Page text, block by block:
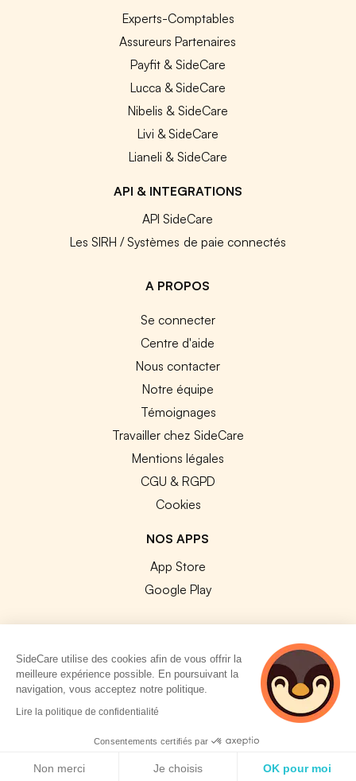
Experts-Comptables
Assureurs Partenaires
Payfit & SideCare
Lucca & SideCare
Nibelis & SideCare
Livi & SideCare
Lianeli & SideCare
API & INTEGRATIONS
API SideCare
Les SIRH / Systèmes de paie connectés
A PROPOS
Se connecter
Centre d'aide
Nous contacter
Notre équipe
Témoignages
Travailler chez SideCare
Mentions légales
CGU & RGPD
Cookies
NOS APPS
App Store
Google Play
© 2026 SideCare. Tous droits réservés.
SideCare utilise des cookies afin de vous offrir la
meilleure expérience possible. En poursuivant la
navigation, vous acceptez notre politique.
Lire la politique de confidentialité
Consentements certifiés par
Non merci Je choisis OK pour moi
4 personnes
consultent
actuellement cette